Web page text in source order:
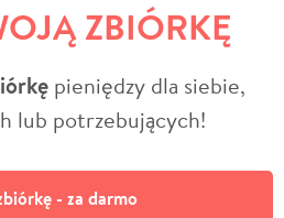
ZBIÓRKĘ
pieniędzy dla siebie,
lub potrzebujących!
- za darmo